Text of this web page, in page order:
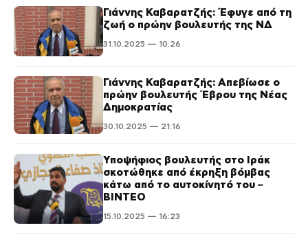
Γιάννης Καβαρατζής: Έφυγε από τη
ζωή ο πρώην βουλευτής της ΝΔ
31.10.2025 — 10:26
Γιάννης Καβαρατζής: Απεβίωσε ο
πρώην βουλευτής Έβρου της Νέας
Δημοκρατίας
30.10.2025 — 21:16
Υποψήφιος βουλευτής στο Ιράκ
σκοτώθηκε από έκρηξη βόμβας
κάτω από το αυτοκίνητό του –
ΒΙΝΤΕΟ
15.10.2025 — 16:23